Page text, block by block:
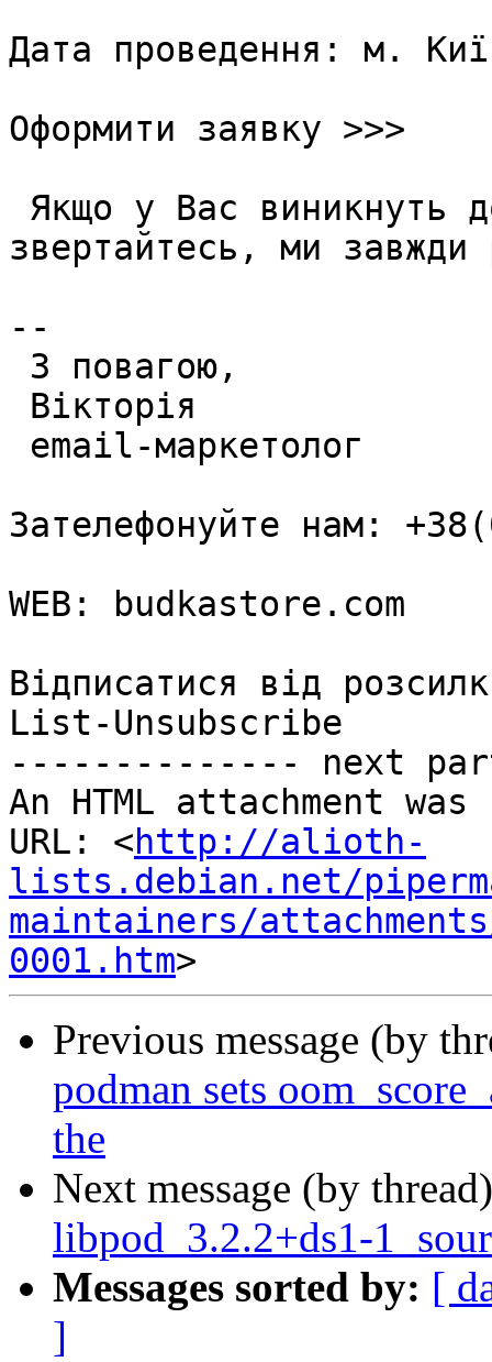
Дата проведення: м.
Оформити заявку >>>
Якщо у Вас виникнуть
звертайтесь, ми
--
З повагою,
Вікторія
email-маркетолог
Зателефонуйте нам:
WEB: budkastore.com
Відписатися від
List-Unsubscribe
-------------- next
An HTML attachment
URL: <http://alioth-
lists.debian.net/
maintainers/
0001.htm
Previous message (by
podman sets
the
Next message (by
libpod_3.2.2+ds1-
Messages sorted by: [
]